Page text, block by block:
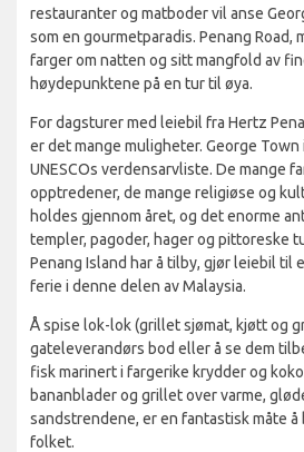
restauranter og matboder vil anse
som en gourmetparadis. Penang Road,
farger om natten og sitt mangfold av
høydepunktene på en tur til øya.
For dagsturer med leiebil fra Hertz
er det mange muligheter. George Town
UNESCOs verdensarvliste. De mange
opptredener, de mange religiøse og
holdes gjennom året, og det enorme
templer, pagoder, hager og pittoreske
Penang Island har å tilby, gjør leiebil til
ferie i denne delen av Malaysia.
Å spise lok-lok (grillet sjømat, kjøtt og
gateleverandørs bod eller å se dem
fisk marinert i fargerike krydder og
bananblader og grillet over varme,
sandstrendene, er en fantastisk måte
folket.